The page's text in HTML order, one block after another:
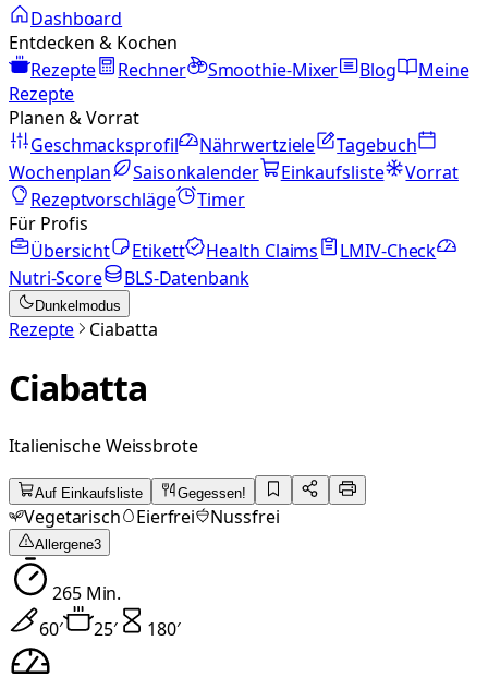
Dashboard
Entdecken & Kochen
Rezepte
Rechner Smoothie-Mixer Blog
Meine
Rezepte
Planen & Vorrat
Geschmacksprofil
Nährwertziele
Tagebuch
Wochenplan
Saisonkalender Einkaufsliste
Vorrat
Rezeptvorschläge
Timer
Für Profis
Übersicht
Etikett Health Claims
LMIV-Check
Nutri-Score
BLS-Datenbank
Dunkelmodus
Rezepte Ciabatta
Ciabatta
Italienische Weissbrote
Auf Einkaufsliste Gegessen!
Vegetarisch Eierfrei Nussfrei
Allergene3
265Min.
60′ 25′ 180′